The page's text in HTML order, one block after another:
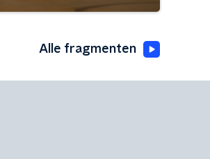
Alle fragmenten